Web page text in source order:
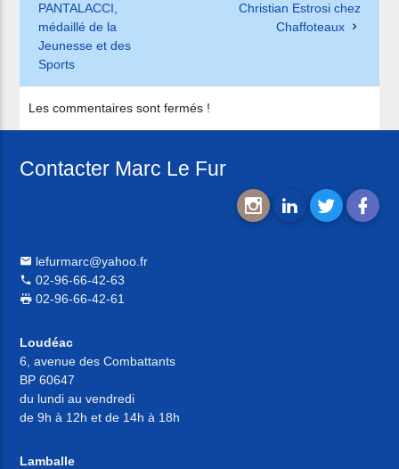
PANTALACCI,
médaillé de la
Jeunesse et des
Sports
Christian Estrosi chez
Chaffoteaux
Les commentaires sont fermés !
Contacter Marc Le Fur
lefurmarc@yahoo.fr
02-96-66-42-63
02-96-66-42-61
Loudéac
6, avenue des Combattants
BP 60647
du lundi au vendredi
de 9h à 12h et de 14h à 18h
Lamballe